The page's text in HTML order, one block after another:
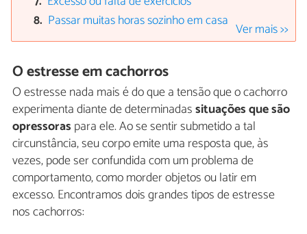
Passar muitas horas sozinho em casa Ver mais >>
O estresse em cachorros
O estresse nada mais é do que a tensão que o cachorro
experimenta diante de determinadassituações que são
opressoras para ele. Ao se sentir submetido a tal
circunstância, seu corpo emite uma resposta que, às
vezes, pode ser confundida com um problema de
comportamento, como morder objetos ou latir em
excesso. Encontramos dois grandes tipos de estresse
nos cachorros: